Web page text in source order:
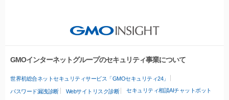
GMOインターネットグループのセキュリティ事業について
世界初総合ネットセキュリティサービス「GMOセキュリティ24」
パスワード漏洩診断 Webサイトリスク診断 セキュリティ相談AIチャットボット